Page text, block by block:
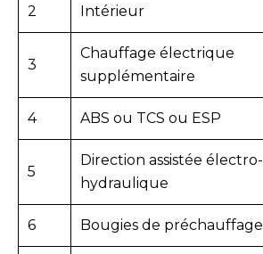
2 Intérieur
3
Chauffage électrique
supplémentaire
4 ABS ou TCS ou ESP
5
Direction assistée électro-
hydraulique
6 Bougies de préchauffage